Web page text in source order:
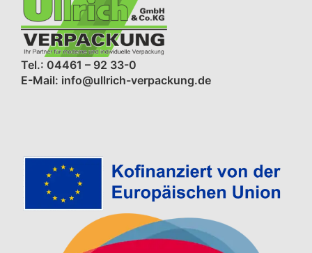
Tel.: 04461 – 92 33-0
E-Mail: info@ullrich-verpackung.de